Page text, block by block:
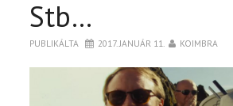
Stb…
PUBLIKÁLTA 2017. JANUÁR 11. KOIMBRA